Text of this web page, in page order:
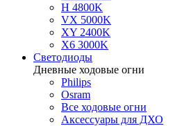
H 4800K
VX 5000K
XY 2400K
X6 3000K
Светодиоды
Дневные ходовые огни
Philips
Osram
Все ходовые огни
Аксессуары для ДХО